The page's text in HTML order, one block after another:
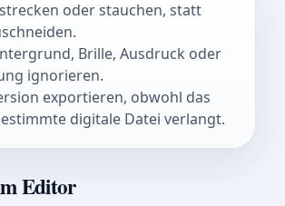
oder stauchen, statt
Brille, Ausdruck oder
ignorieren.
exportieren, obwohl das
digitale Datei verlangt.
Editor